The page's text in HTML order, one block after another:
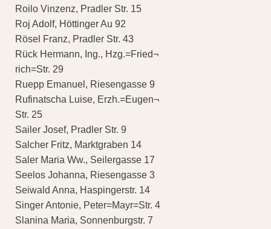
Roilo Vinzenz, Pradler Str. 15
Roj Adolf, Höttinger Au 92
Rösel Franz, Pradler Str. 43
Rück Hermann, Ing., Hzg.=Fried¬
rich=Str. 29
Ruepp Emanuel, Riesengasse 9
Rufinatscha Luise, Erzh.=Eugen¬
Str. 25
Sailer Josef, Pradler Str. 9
Salcher Fritz, Marktgraben 14
Saler Maria Ww., Seilergasse 17
Seelos Johanna, Riesengasse 3
Seiwald Anna, Haspingerstr. 14
Singer Antonie, Peter=Mayr=Str. 4
Slanina Maria, Sonnenburgstr. 7